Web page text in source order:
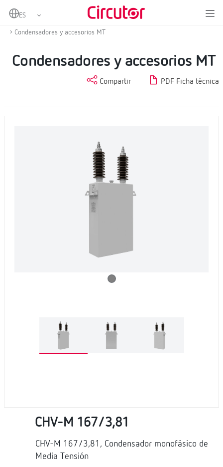
Home
Condensadores y accesorios MT
Condensadores y accesorios MT
Compartir PDF Ficha técnica
CHV-M 167/3,81
CHV-M 167/3,81, Condensador monofásico de
Media Tensión